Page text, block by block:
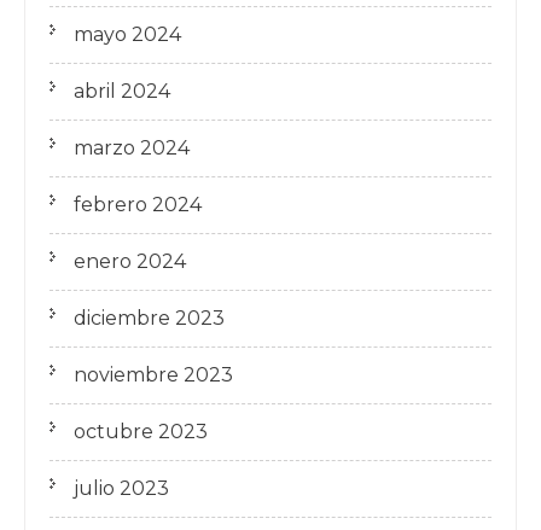
mayo 2024
abril 2024
marzo 2024
febrero 2024
enero 2024
diciembre 2023
noviembre 2023
octubre 2023
julio 2023